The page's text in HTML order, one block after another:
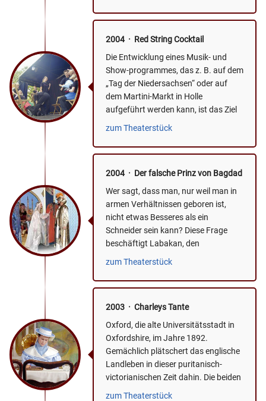
2004 · Red String Cocktail
Die Entwicklung eines Musik- und
Show-programmes, das z. B. auf dem
„Tag der Niedersachsen“ oder auf
dem Martini-Markt in Holle
aufgeführt werden kann, ist das Ziel
einer Gruppe vom Holler...
zum Theaterstück
2004 · Der falsche Prinz von Bagdad
Wer sagt, dass man, nur weil man in
armen Verhältnissen geboren ist,
nicht etwas Besseres als ein
Schneider sein kann? Diese Frage
beschäftigt Labakan, den
Schneidergesellen in seinen...
zum Theaterstück
2003 · Charleys Tante
Oxford, die alte Universitätsstadt in
Oxfordshire, im Jahre 1892.
Gemächlich plätschert das englische
Landleben in dieser puritanisch-
victorianischen Zeit dahin. Die beiden
Studenten Jack...
zum Theaterstück